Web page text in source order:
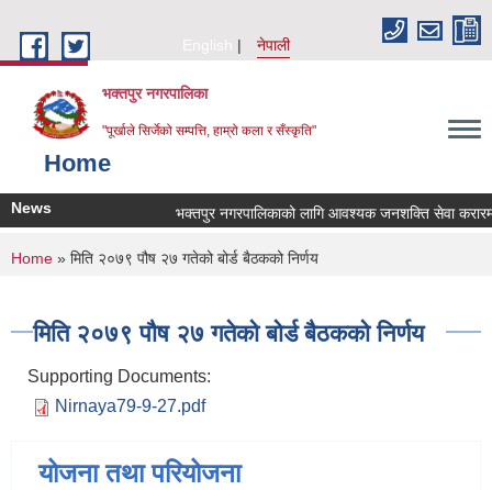
English
नेपाली
भक्तपुर नगरपालिका
"पूर्खाले सिर्जेको सम्पत्ति, हाम्रो कला र सँस्कृति"
Home
News भक्तपुर नगरपालिकाको लागि आवश्यक जनशक्ति सेवा करारमा
You are here
Home » मिति २०७९ पौष २७ गतेको बोर्ड बैठकको निर्णय
मिति २०७९ पौष २७ गतेको बोर्ड बैठकको निर्णय
Supporting Documents:
Nirnaya79-9-27.pdf
योजना तथा परियोजना